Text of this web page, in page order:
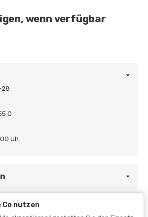
wenn verfügbar
28
0
Uh
Co nutzen